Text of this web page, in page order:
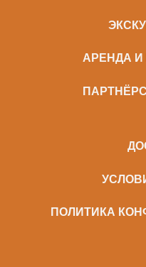
АРЕНДА
ПОЛИТИКА